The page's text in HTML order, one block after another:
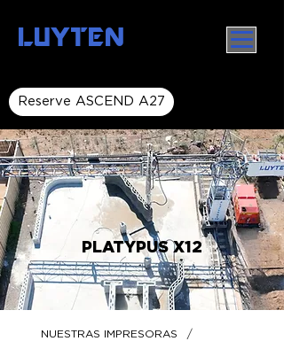
LUYTEN
Reserve ASCEND A27
PLATYPUS X12
NUESTRAS IMPRESORAS /